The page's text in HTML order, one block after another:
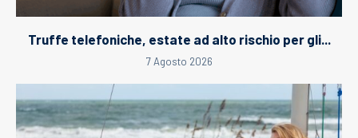
Truffe telefoniche, estate ad alto rischio per gli...
7 Agosto 2026